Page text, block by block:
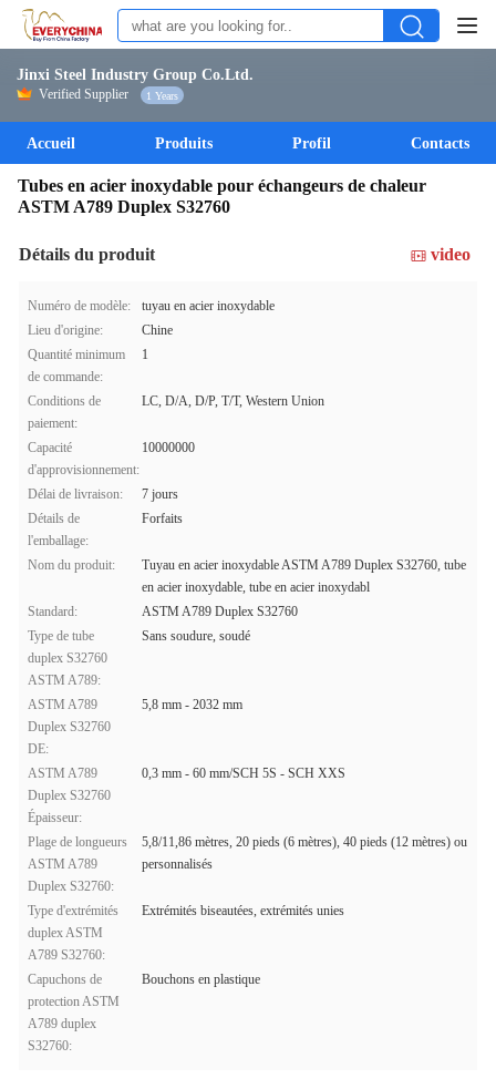
Jinxi Steel Industry Group Co.Ltd.
Verified Supplier 1 Years
Accueil Produits Profil Contacts
Tubes en acier inoxydable pour échangeurs de chaleur
ASTM A789 Duplex S32760
Détails du produit video
Numéro de modèle:
tuyau en acier inoxydable
Lieu d'origine:
Chine
Quantité minimum
de commande:
1
Conditions de
paiement:
LC, D/A, D/P, T/T, Western Union
Capacité
d'approvisionnement:
10000000
Délai de livraison:
7 jours
Détails de
l'emballage:
Forfaits
Nom du produit:
Tuyau en acier inoxydable ASTM A789 Duplex S32760, tube
en acier inoxydable, tube en acier inoxydabl
Standard:
ASTM A789 Duplex S32760
Type de tube
duplex S32760
ASTM A789:
Sans soudure, soudé
ASTM A789
Duplex S32760
DE:
5,8 mm - 2032 mm
ASTM A789
Duplex S32760
Épaisseur:
0,3 mm - 60 mm/SCH 5S - SCH XXS
Plage de longueurs
ASTM A789
Duplex S32760:
5,8/11,86 mètres, 20 pieds (6 mètres), 40 pieds (12 mètres) ou
personnalisés
Type d'extrémités
duplex ASTM
A789 S32760:
Extrémités biseautées, extrémités unies
Capuchons de
protection ASTM
A789 duplex
S32760:
Bouchons en plastique